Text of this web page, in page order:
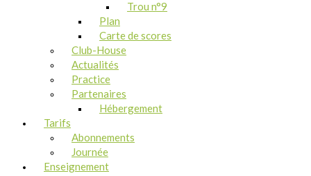
Trou n°9
Plan
Carte de scores
Club-House
Actualités
Practice
Partenaires
Hébergement
Tarifs
Abonnements
Journée
Enseignement